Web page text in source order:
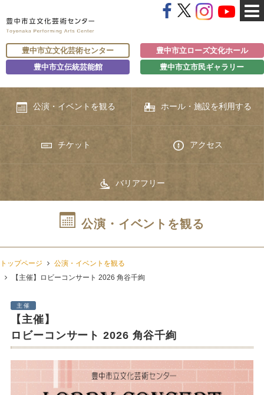
豊中市立文化芸術センター
豊中市立ローズ文化ホール
豊中市立伝統芸能館
豊中市立市民ギャラリー
公演・イベントを観る ホール・施設を利用する
チケット アクセス
バリアフリー
公演・イベントを観る
トップページ
公演・イベントを観る
【主催】ロビーコンサート 2026 角谷千絢
主催
【主催】
ロビーコンサート 2026 角谷千絢